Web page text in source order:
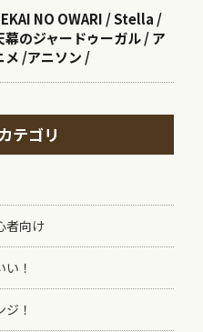
NO OWARI / Stella /
幕のジャードゥーガル / ア
メ /アニソン /
カテゴリ
者向け
！
！